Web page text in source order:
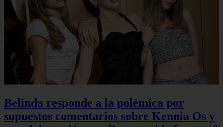
Belinda responde a la polémica por
supuestos comentarios sobre Kennia Os y